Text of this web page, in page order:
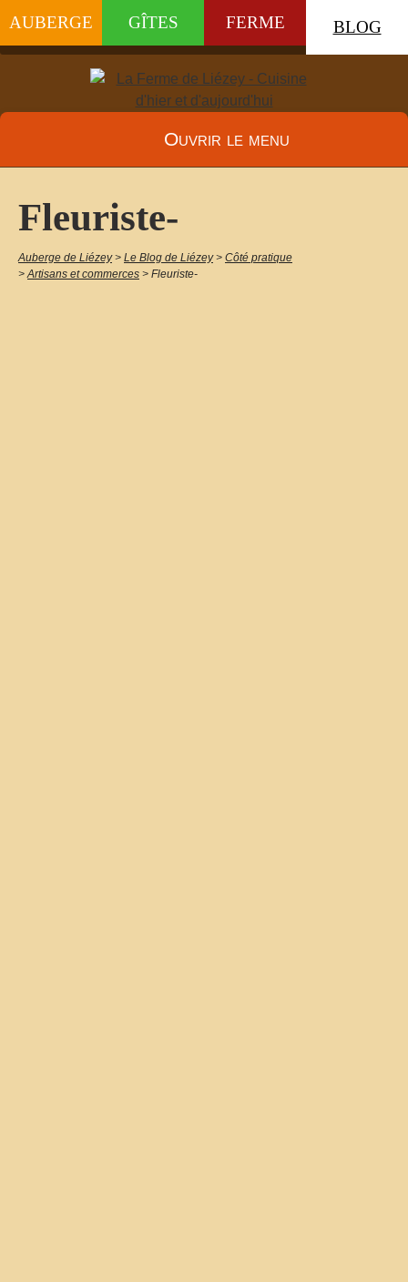
AUBERGE GÎTES FERME BLOG
Ouvrir le menu
Fleuriste-
Auberge de Liézey > Le Blog de Liézey > Côté pratique
>Artisans et commerces > Fleuriste-